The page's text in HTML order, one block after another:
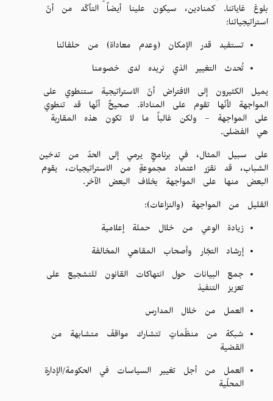
بلوغ غاياتنا. كمنادين، سيكون علينا أيضاً التأكّد من أنّ
استراتيجياتنا:
تستفيد قدر الإمكان (وعدم معاداة) من حلفائنا
تُحدث التغيير الذي نريده لدى خصومنا
يميل الكثيرون إلى الافتراض أنّ الاستراتيجية ستنطوي على
المواجهة لأنّها تقوم على المناداة. صحيحٌ أنّها قد تنطوي
على المواجهة – ولكن غالباً ما لا تكون هذه المقاربة
هي الفضلى.
على سبيل المثال، في برنامجٍ يرمي إلى الحدّ من تدخين
الشباب، قد نقرّر اعتماد مجموعةٍ من الاستراتيجيات، يقوم
البعض منها على المواجهة بخلاف البعض الآخر.
القليل من المواجهة (والنزاعات):
زيادة الوعي من خلال حملة إعلامية
إرشاد التجّار وأصحاب المقاهي المخالفة
جمع البيانات حول انتهاكات القانون للتشجيع على
تعزيز التنفيذ
العمل من خلال المدارس
شبكة من منظّماتٍ تتشارك مواقفَ متشابهة من
القضية
العمل من أجل تغيير السياسات في الحكومة/الإدارة
المحلّية